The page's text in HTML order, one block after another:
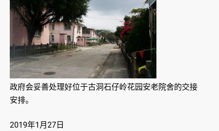
政府会妥善处理好位于古洞石仔岭花园安老院舍的交接
安排。
2019年1月27日